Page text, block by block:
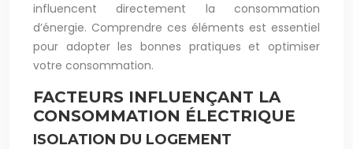
influencent directement la consommation
d’énergie. Comprendre ces éléments est essentiel
pour adopter les bonnes pratiques et optimiser
votre consommation.
FACTEURS INFLUENÇANT LA
CONSOMMATION ÉLECTRIQUE
ISOLATION DU LOGEMENT